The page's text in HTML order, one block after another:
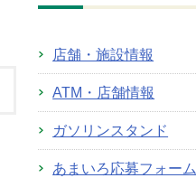
店舗・施設情報
ATM・店舗情報
ガソリンスタンド
あまいろ応募フォーム